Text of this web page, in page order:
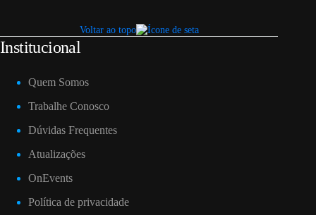
Voltar ao topo
Institucional
Quem Somos
Trabalhe Conosco
Dúvidas Frequentes
Atualizações
OnEvents
Política de privacidade